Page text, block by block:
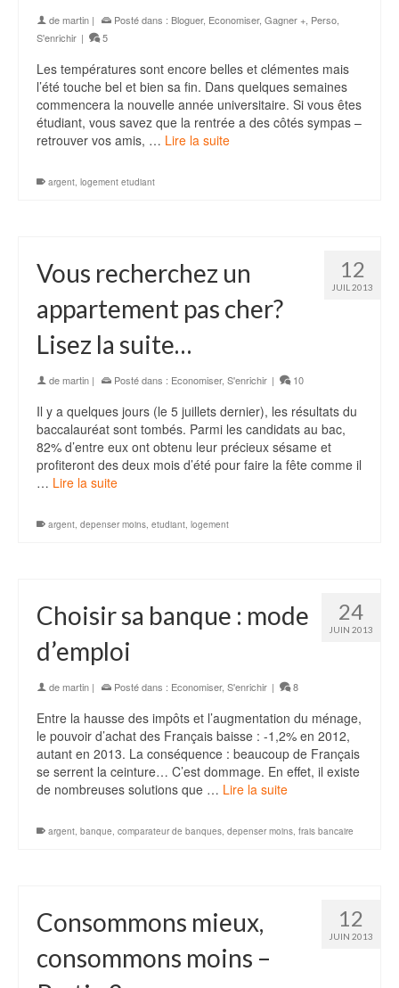
demartin | Posté dans : Bloguer, Economiser, Gagner + Perso
S'enrichir | 5
Les températures sont encore belles et clémentes mais
l’été touche bel et bien sa fin. Dans quelques semaines
commencera la nouvelle année universitaire. Si vous êtes
étudiant, vous savez que la rentrée a des côtés sympas –
retrouver vos amis, … Lire la suite
argent, logement etudiant
12
JUIL 2013
Vous recherchez un
appartement pas cher?
Lisez la suite…
demartin | Posté dans : Economiser, S'enrichir | 10
Il y a quelques jours (le 5 juillets dernier), les résultats du
baccalauréat sont tombés. Parmi les candidats au bac,
82% d’entre eux ont obtenu leur précieux sésame et
profiteront des deux mois d’été pour faire la fête comme il
… Lire la suite
argent, depenser moins, etudiant, logement
24
JUIN 2013
Choisir sa banque : mode
d’emploi
demartin | Posté dans : Economiser, S'enrichir | 8
Entre la hausse des impôts et l’augmentation du ménage,
le pouvoir d’achat des Français baisse : -1,2% en 2012,
autant en 2013. La conséquence : beaucoup de Français
se serrent la ceinture… C’est dommage. En effet, il existe
de nombreuses solutions que … Lire la suite
argent, banque, comparateur de banques, depenser moins, frais bancaire
12
JUIN 2013
Consommons mieux,
consommons moins –